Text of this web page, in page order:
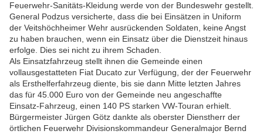
Feuerwehr-Sanitäts-Kleidung werde von der Bundeswehr gestellt.
General Podzus versicherte, dass die bei Einsätzen in Uniform
der Veitshöchheimer Wehr ausrückenden Soldaten, keine Angst
zu haben brauchen, wenn ein Einsatz über die Dienstzeit hinaus
erfolge. Dies sei nicht zu ihrem Schaden.
Als Einsatzfahrzeug stellt ihnen die Gemeinde einen
vollausgestatteten Fiat Ducato zur Verfügung, der der Feuerwehr
als Ersthelferfahrzeug diente, bis sie dann Mitte letzten Jahres
das für 45.000 Euro von der Gemeinde neu angeschaffte
Einsatz-Fahrzeug, einen 140 PS starken VW-Touran erhielt.
Bürgermeister Jürgen Götz dankte als oberster Dienstherr der
örtlichen Feuerwehr Divisionskommandeur Generalmajor Bernd